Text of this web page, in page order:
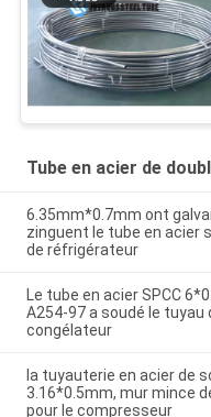
Tube en acier de
6.35mm*0.7mm ont
zinguent le tube en acier
de réfrigérateur
Le tube en acier SPCC
A254-97 a soudé le
congélateur
la tuyauterie en acier de
3.16*0.5mm, mur mince
pour le compresseur